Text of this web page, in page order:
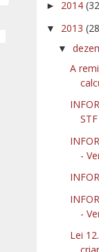
► 2014
▼ 2013
▼
A
STF
-
-
Lei